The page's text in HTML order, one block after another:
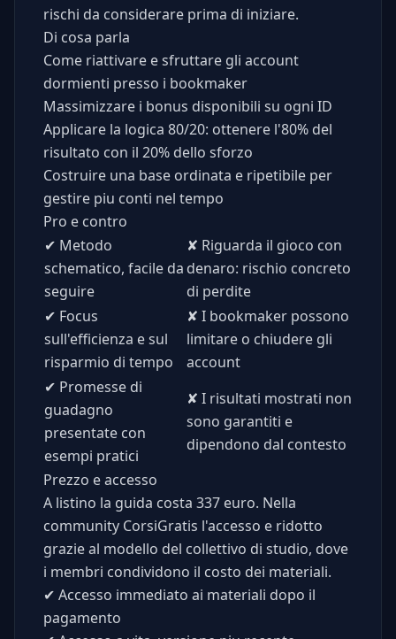
rischi da considerare prima di iniziare.
Di cosa parla
Come riattivare e sfruttare gli account
dormienti presso i bookmaker
Massimizzare i bonus disponibili su ogni ID
Applicare la logica 80/20: ottenere l'80% del
risultato con il 20% dello sforzo
Costruire una base ordinata e ripetibile per
gestire piu conti nel tempo
Pro e contro
✔ Metodo
schematico, facile da
seguire
✘ Riguarda il gioco con
denaro: rischio concreto
di perdite
✔ Focus
sull'efficienza e sul
risparmio di tempo
✘ I bookmaker possono
limitare o chiudere gli
account
✔ Promesse di
guadagno
presentate con
esempi pratici
✘ I risultati mostrati non
sono garantiti e
dipendono dal contesto
Prezzo e accesso
A listino la guida costa 337 euro. Nella
community CorsiGratis l'accesso e ridotto
grazie al modello del collettivo di studio, dove
i membri condividono il costo dei materiali.
✔ Accesso immediato ai materiali dopo il
pagamento